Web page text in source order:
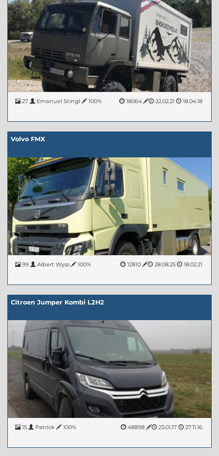
27 18.04.18
Emanuel Stingl 22.02.21
100% 18064
Volvo FMX
99 18.02.21
Albert Wyss 28.08.25
100% 12810
Citroen Jumper Kombi L2H2
15 27.11.16
Patrick 23.01.17
100% 48898